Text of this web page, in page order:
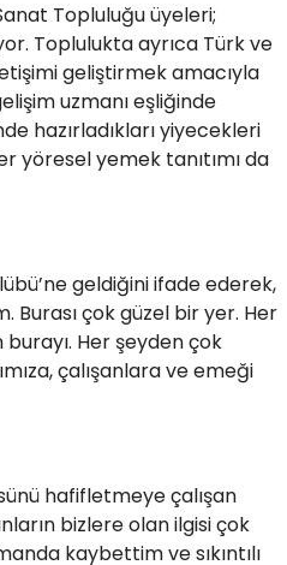
Topluluğu üyeleri;
Toplulukta ayrıca Türk ve
geliştirmek amacıyla
uzmanı eşliğinde
hazırladıkları yiyecekleri
yöresel yemek tanıtımı da
geldiğini ifade ederek,
Burası çok güzel bir yer. Her
Her şeyden çok
çalışanlara ve emeği
hafifletmeye çalışan
bizlere olan ilgisi çok
kaybettim ve sıkıntılı